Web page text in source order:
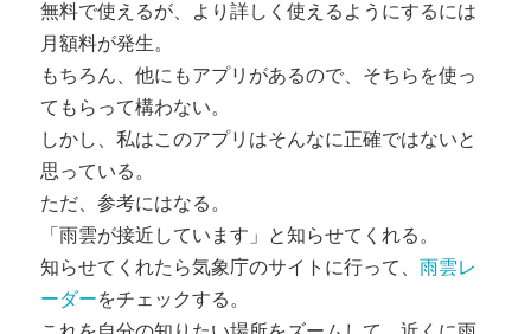
無料で使えるが、より詳しく使えるようにするには
月額料が発生。
もちろん、他にもアプリがあるので、そちらを使っ
てもらって構わない。
しかし、私はこのアプリはそんなに正確ではないと
思っている。
ただ、参考にはなる。
「雨雲が接近しています」と知らせてくれる。
知らせてくれたら気象庁のサイトに行って、 雨雲レ
ーダーをチェックする。